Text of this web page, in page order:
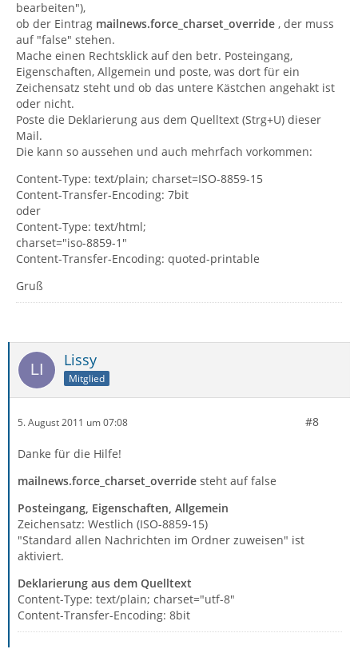
bearbeiten"),
ob der Eintrag mailnews.force_charset_override , der muss
auf "false" stehen.
Mache einen Rechtsklick auf den betr. Posteingang,
Eigenschaften, Allgemein und poste, was dort für ein
Zeichensatz steht und ob das untere Kästchen angehakt ist
oder nicht.
Poste die Deklarierung aus dem Quelltext (Strg+U) dieser
Mail.
Die kann so aussehen und auch mehrfach vorkommen:
Content-Type: text/plain; charset=ISO-8859-15
Content-Transfer-Encoding: 7bit
oder
Content-Type: text/html;
charset="iso-8859-1"
Content-Transfer-Encoding: quoted-printable
Gruß
Lissy
Mitglied
5. August 2011 um 07:08 #8
Danke für die Hilfe!
mailnews.force_charset_override steht auf false
Posteingang, Eigenschaften, Allgemein
Zeichensatz: Westlich (ISO-8859-15)
"Standard allen Nachrichten im Ordner zuweisen" ist
aktiviert.
Deklarierung aus dem Quelltext
Content-Type: text/plain; charset="utf-8"
Content-Transfer-Encoding: 8bit